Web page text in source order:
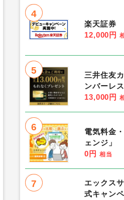
4
楽天証券
12,000円
5
三井住友
ンバーレス
13,000円
6
電気料金
ェンジ」
0円 相当
7
エックス
式キャン